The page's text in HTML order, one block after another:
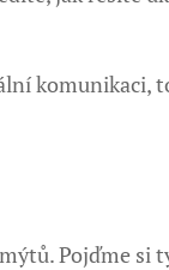
komunikaci,
Pojďme si